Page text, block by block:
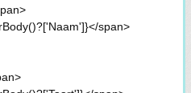
span>